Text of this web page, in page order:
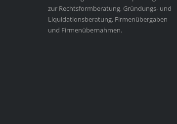
zur Rechtsformberatung, Gründungs- und
Liquidationsberatung, Firmenübergaben
und Firmenübernahmen.